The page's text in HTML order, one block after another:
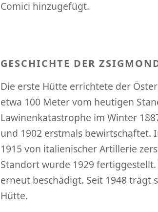
Comici hinzugefügt.
GESCHICHTE DER
Die erste Hütte errichtete der
etwa 100 Meter vom heutigen
Lawinenkatastrophe im Winter
und 1902 erstmals bewirtschaftet.
1915 von italienischer Artillerie
Standort wurde 1929
erneut beschädigt. Seit 1948 trägt
Hütte.